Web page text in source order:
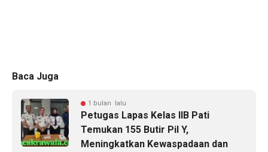
Baca Juga
1 bulan lalu
Petugas Lapas Kelas IIB Pati
Temukan 155 Butir Pil Y,
Meningkatkan Kewaspadaan dan